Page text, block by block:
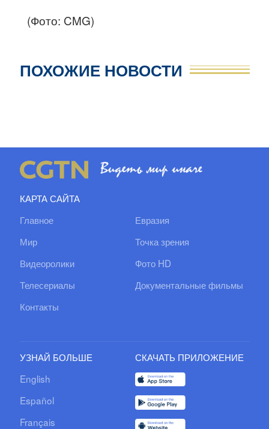
(Фото: CMG)
ПОХОЖИЕ НОВОСТИ
КАРТА САЙТА
Главное
Евразия
Мир
Точка зрения
Видеоролики
Фото HD
Телесериалы
Документальные фильмы
Контакты
УЗНАЙ БОЛЬШЕ
English
Español
Français
СКАЧАТЬ ПРИЛОЖЕНИЕ